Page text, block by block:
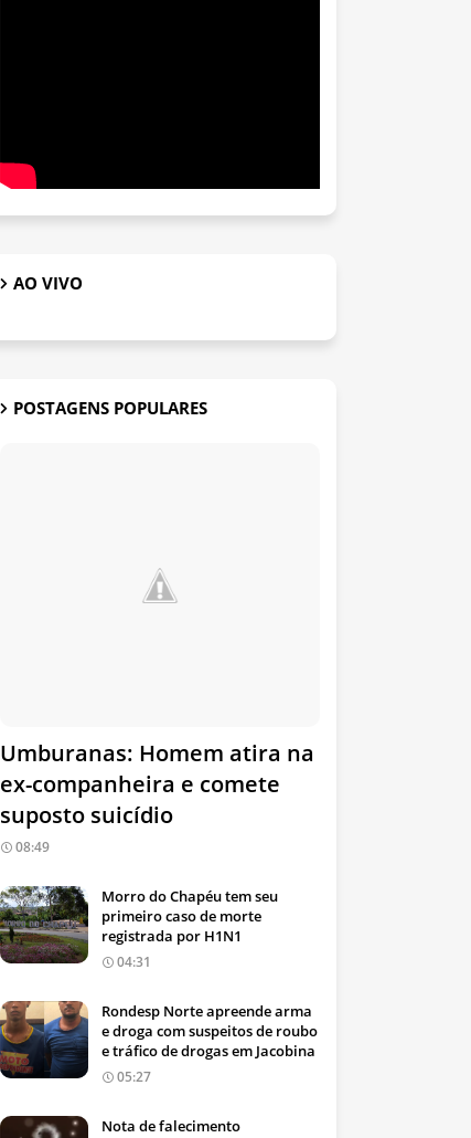
AO VIVO
POSTAGENS POPULARES
Umburanas: Homem atira na
ex-companheira e comete
suposto suicídio
08:49
Morro do Chapéu tem seu
primeiro caso de morte
registrada por H1N1
04:31
Rondesp Norte apreende arma
e droga com suspeitos de roubo
e tráfico de drogas em Jacobina
05:27
Nota de falecimento